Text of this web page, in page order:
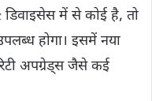
में से कोई है, तो
होगा। इसमें नया
अपग्रेड्स जैसे कई